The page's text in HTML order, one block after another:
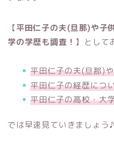
【平田仁子の夫(旦那)や子
学の学歴も調査！ 】として
平田仁子の夫(旦那)
平田仁子の経歴につ
平田仁子の高校・大
では早速見ていきましょう♪